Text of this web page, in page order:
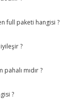
full paketi hangisi ?
?
pahalı mıdır ?
?